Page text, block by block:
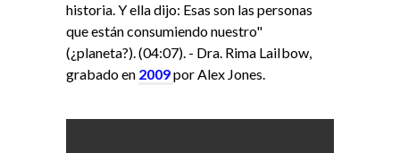
historia. Y ella dijo: Esas son las personas
que están consumiendo nuestro"
(¿planeta?). (04:07). - Dra. Rima LaiIbow,
grabado en 2009por Alex Jones.